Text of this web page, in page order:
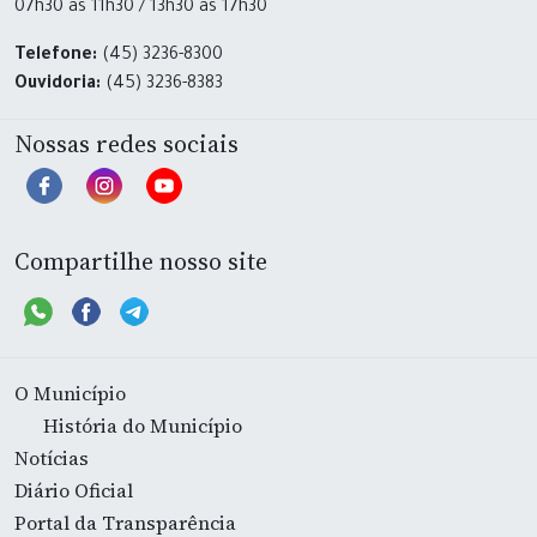
07h30 às 11h30 / 13h30 às 17h30
Telefone: (45) 3236-8300
Ouvidoria: (45) 3236-8383
Nossas redes sociais
Compartilhe nosso site
O Município
História do Município
Notícias
Diário Oficial
Portal da Transparência